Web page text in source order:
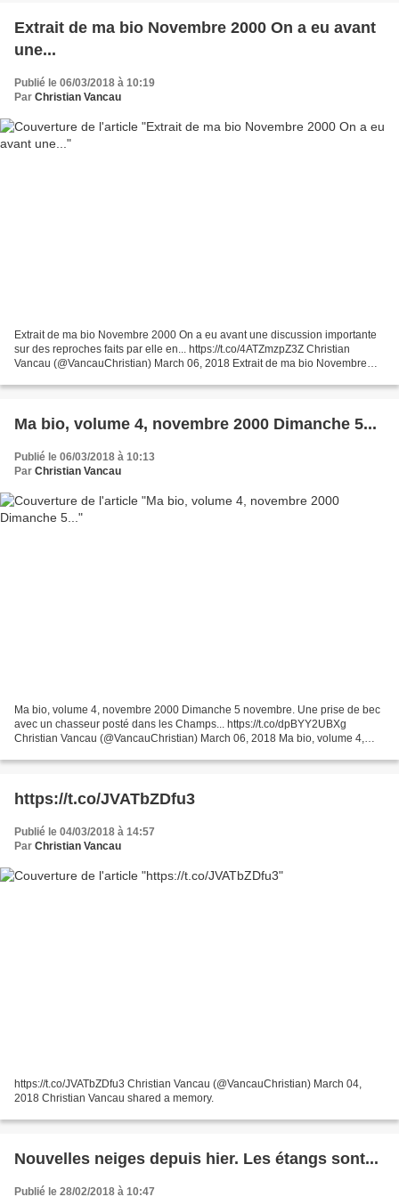
Extrait de ma bio Novembre 2000 On a eu avant
une...
Publié le 06/03/2018 à 10:19
Par Christian Vancau
Extrait de ma bio Novembre 2000 On a eu avant une discussion importante
sur des reproches faits par elle en... https://t.co/4ATZmzpZ3Z Christian
Vancau (@VancauChristian) March 06, 2018 Extrait de ma bio Novembre
Ma bio, volume 4, novembre 2000 Dimanche 5...
Publié le 06/03/2018 à 10:13
Par Christian Vancau
Ma bio, volume 4, novembre 2000 Dimanche 5 novembre. Une prise de bec
avec un chasseur posté dans les Champs... https://t.co/dpBYY2UBXg
Christian Vancau (@VancauChristian) March 06, 2018 Ma bio, volume 4,
https://t.co/JVATbZDfu3
Publié le 04/03/2018 à 14:57
Par Christian Vancau
https://t.co/JVATbZDfu3 Christian Vancau (@VancauChristian) March 04,
2018 Christian Vancau shared a memory.
Nouvelles neiges depuis hier. Les étangs sont...
Publié le 28/02/2018 à 10:47